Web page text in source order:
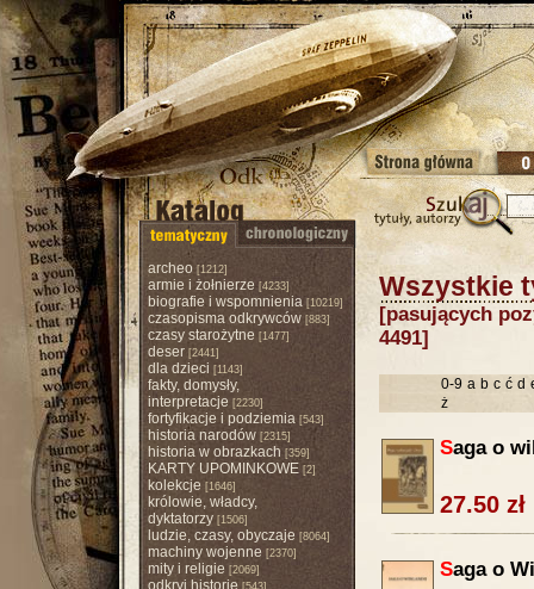
archeo [1212]
armie i żołnierze [4233]
biografie i wspomnienia[10219]
czasopisma odkrywców[883]
czasy starożytne [1477]
deser[2441]
dla dzieci [1143]
fakty, domysły,
interpretacje [2230]
fortyfikacje i podziemia[543]
historia narodów[2315]
historia w obrazkach [359]
KARTY UPOMINKOWE[2]
kolekcje [1646]
królowie, władcy,
dyktatorzy[1506]
ludzie, czasy, obyczaje [8064]
machiny wojenne [2370]
mity i religie [2069]
odkryj historię[543]
Wszystkie
[pasujących
4491]
0-9 a b c ć d
ż
Saga o
27.50 zł
Saga o